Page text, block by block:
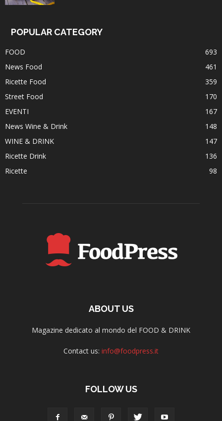
POPULAR CATEGORY
FOOD
693
News Food
461
Ricette Food
359
Street Food
170
EVENTI
167
News Wine & Drink
148
WINE & DRINK
147
Ricette Drink
136
Ricette
98
ABOUT US
Magazine dedicato al mondo del FOOD & DRINK
Contact us: info@foodpress.it
FOLLOW US